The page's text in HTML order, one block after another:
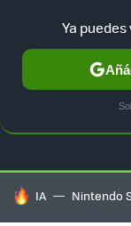
HOY SE HABLA DE
IA Nintendo
Ya